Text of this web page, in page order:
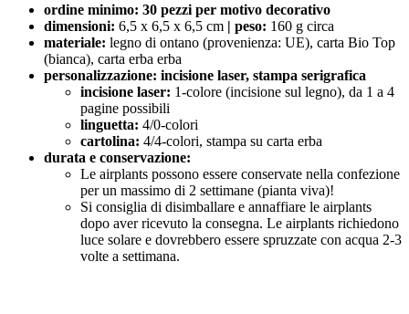
ordine minimo: 30 pezzi per motivo decorativo
dimensioni: 6,5 x 6,5 x 6,5 cm | peso: 160 g circa
materiale: legno di ontano (provenienza: UE), carta Bio Top
(bianca), carta erba erba
personalizzazione: incisione laser, stampa serigrafica
incisione laser: 1-colore (incisione sul legno), da 1 a 4
pagine possibili
linguetta: 4/0-colori
cartolina: 4/4-colori, stampa su carta erba
durata e conservazione:
Le airplants possono essere conservate nella confezione
per un massimo di 2 settimane (pianta viva)!
Si consiglia di disimballare e annaffiare le airplants
dopo aver ricevuto la consegna. Le airplants richiedono
luce solare e dovrebbero essere spruzzate con acqua 2-3
volte a settimana.